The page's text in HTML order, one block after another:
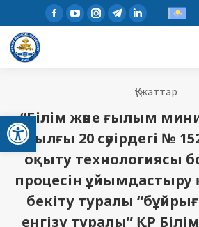
Open toolbar
Құжаттар
“Білім және ғылым
жылғы 20 сәуірдегі №
оқыту технологиясы
процесін ұйымдастыру
бекіту туралы
енгізу туралы” ҚР